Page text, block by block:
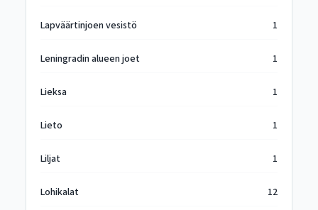
Lapväärtinjoen vesistö 1
Leningradin alueen joet 1
Lieksa 1
Lieto 1
Liljat 1
Lohikalat 12